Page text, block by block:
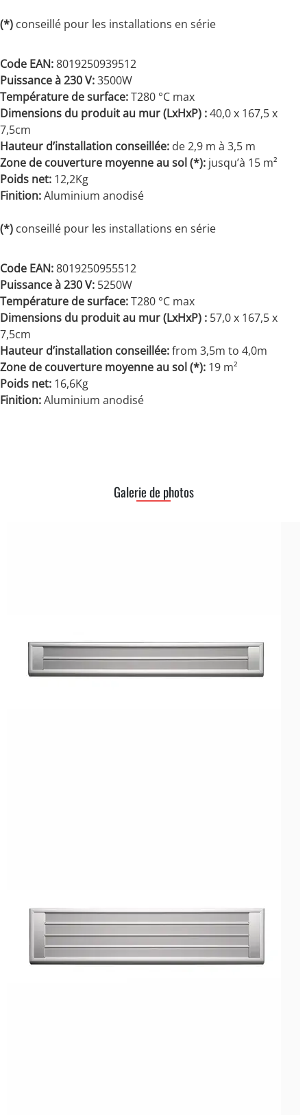
(*) conseillé pour les installations en série
Code EAN:8019250939512
Puissance à 230 V:3500W
Température de surface:T280 °C max
Dimensions du produit au mur (LxHxP) :40,0 x 167,5 x
7,5cm
Hauteur d’installation conseillée: de 2,9 m à 3,5 m
Zone de couverture moyenne au sol (*): jusqu’à 15 m²
Poids net: 12,2Kg
Finition:Aluminium anodisé
(*) conseillé pour les installations en série
Code EAN:8019250955512
Puissance à 230 V: 5250W
Température de surface:T280 °C max
Dimensions du produit au mur (LxHxP) : 57,0 x 167,5 x
7,5cm
Hauteur d’installation conseillée:from 3,5m to 4,0m
Zone de couverture moyenne au sol (*): 19 m²
Poids net: 16,6Kg
Finition:Aluminium anodisé
Galerie de photos